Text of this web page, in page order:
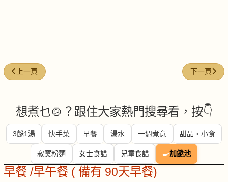
上一篇文章: 拿破崙海鲜意粉
上一頁 下一篇文章
下一頁
想煮乜🍲？跟住大家熱門搜尋看，按👇
3餸1湯 快手菜 早餐 湯水 一週煮意 甜品・小食
寂寞粉麵 女士食譜 兒童食譜 🍳加餸池
早餐 /早午餐 ( 備有 90天早餐)